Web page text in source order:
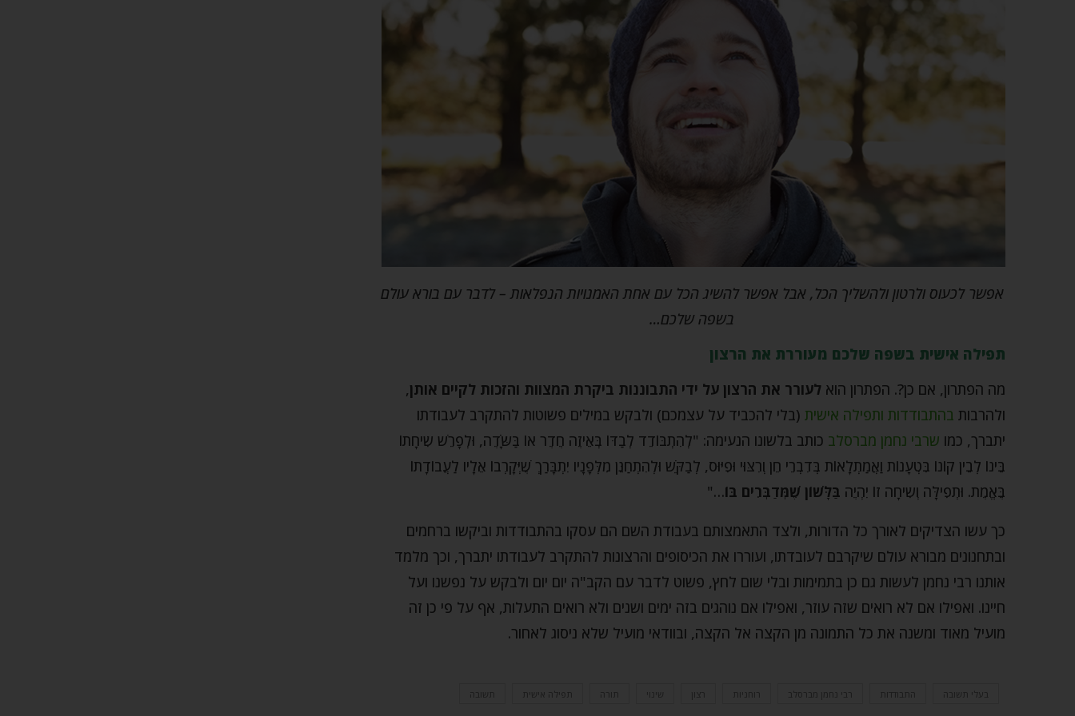
אפשר לכעוס ולרטון ולהשליך הכל, אבל אפשר להשיג הכל עם אחת האמנויות הנפלאות – לדבר עם בורא עולם
בשפה שלכם…
תפילה אישית בשפה שלכם מעוררת את הרצון
מה הפתרון, אם כן?. הפתרון הוא לעורר את הרצון על ידי התבוננות ביקרת המצוות והזכות לקיים אותן,
ולהרבות בהתבודדות ותפילה אישית (בלי להכביד על עצמכם) ולבקש במילים פשוטות להתקרב לעבודתו
יתברך, כמו שרבי נחמן מברסלב כותב בלשונו הנעימה: "לְהִתְבּוֹדֵד לְבַדּוֹ בְּאֵיזֶה חֶדֶר אוֹ בַּשָֹֹּדֶה, וּלְפָרֵשׁ שִֹיחָתוֹ
בֵּינוֹ לְבֵין קוֹנוֹ בִּטְעָנוֹת וַאֲמַתְלָאוֹת בְּדִבְרֵי חֵן וְרִצּוּי וּפִיּוּס, לְבַקֵּשׁ וּלְהִתְחַנֵּן מִלְּפָנָיו יִתְבָּרַךְ שֶׁיְּקָרְבוֹ אֵלָיו לַעֲבוֹדָתוֹ
בֶּאֱמֶת. וּתְפִילָּה וְשִֹיחָה זוֹ יִהְיֶה בַּלָּשׁוֹן שֶׁמְּדַבְּרִים בּוֹ…"
כך עשו הצדיקים לאורך כל הדורות, ולצד התאמצותם בעבודת השם הם עסקו בהתבודדות וביקשו ברחמים
ובתחנונים מבורא עולם שיקרבם לעובדתו, ועוררו את הכיסופים והרצונות להתקרב לעבודתו יתברך, וכך מלמד
אותנו רבי נחמן לעשות גם כן בתמימות ובלי שום לחץ, פשוט לדבר עם הקב"ה יום יום ולבקש על נפשנו ועל
חיינו. ואפילו אם לא רואים שזה עוזר, ואפילו אם נוהגים בזה ימים ושנים ולא רואים התעלות, אף על פי כן זה
מועיל מאוד ומשנה את כל התמונה מן הקצה אל הקצה, ובוודאי מועיל שלא ניסוג לאחור.
בעלי תשובה התבודדות רבי נחמן מברסלב רוחניות רצון שינוי תורה תפילה אישית תשובה